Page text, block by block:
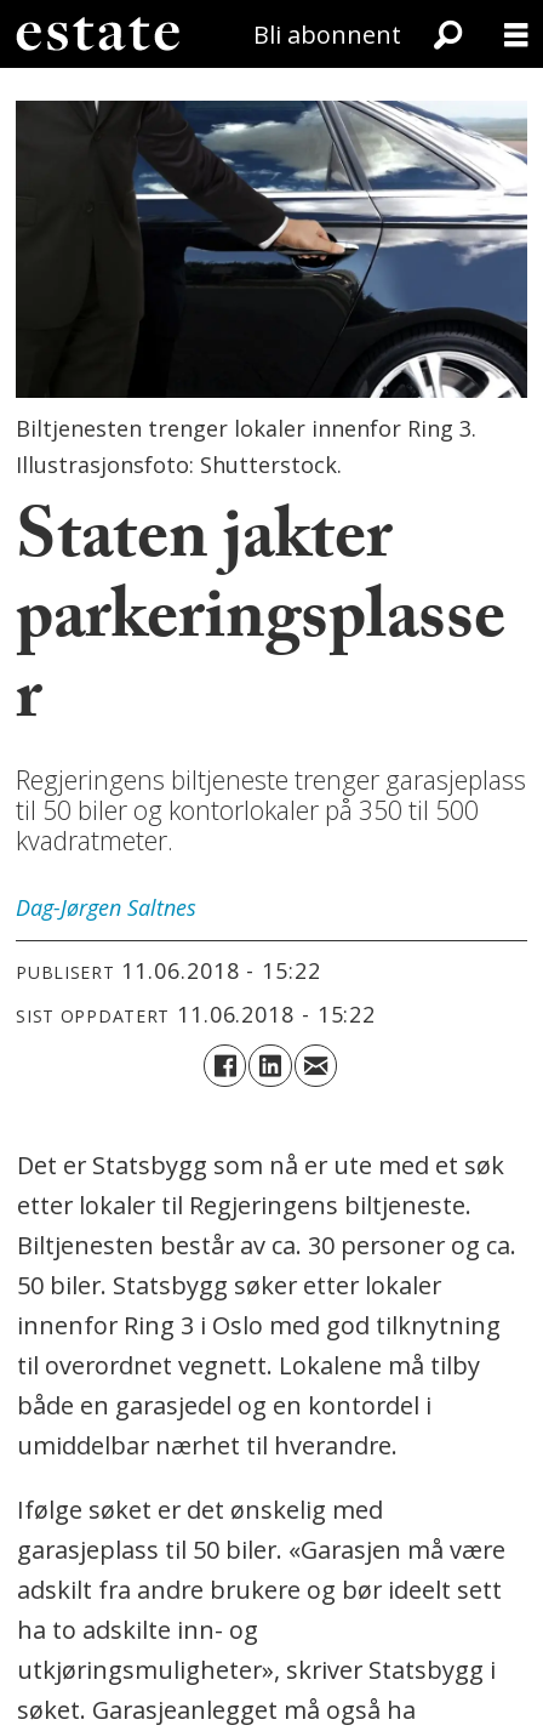
Bli abonnent
Biltjenesten trenger lokaler innenfor Ring 3.
Illustrasjonsfoto: Shutterstock.
Staten jakter
parkeringsplasse
r
Regjeringens biltjeneste trenger garasjeplass
til 50 biler og kontorlokaler på 350 til 500
kvadratmeter.
Dag-Jørgen Saltnes
PUBLISERT 11.06.2018 - 15:22
SIST OPPDATERT 11.06.2018 - 15:22
Det er Statsbygg som nå er ute med et søk
etter lokaler til Regjeringens biltjeneste.
Biltjenesten består av ca. 30 personer og ca.
50 biler. Statsbygg søker etter lokaler
innenfor Ring 3 i Oslo med god tilknytning
til overordnet vegnett. Lokalene må tilby
både en garasjedel og en kontordel i
umiddelbar nærhet til hverandre.
Ifølge søket er det ønskelig med
garasjeplass til 50 biler. «Garasjen må være
adskilt fra andre brukere og bør ideelt sett
ha to adskilte inn- og
utkjøringsmuligheter», skriver Statsbygg i
søket. Garasjeanlegget må også ha